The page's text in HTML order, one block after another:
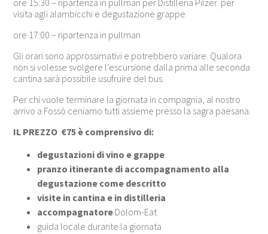
ore 15:30 – ripartenza in pullman per Distilleria Pilzer per
visita agli alambicchi e degustazione grappe
ore 17:00 – ripartenza in pullman
Gli orari sono approssimativi e potrebbero variare. Qualora
non si volesse svolgere l’escursione dalla prima alle seconda
cantina sarà possibile usufruire del bus.
Per chi vuole terminare la giornata in compagnia, al nostro
arrivo a Fossò ceniamo tutti assieme presso la sagra paesana.
IL PREZZO €75 è comprensivo di:
degustazioni di vino e grappe
pranzo itinerante di accompagnamento alla
degustazione come descritto
visite in cantina e in distilleria
accompagnatore Dolom-Eat
guida locale durante la giornata